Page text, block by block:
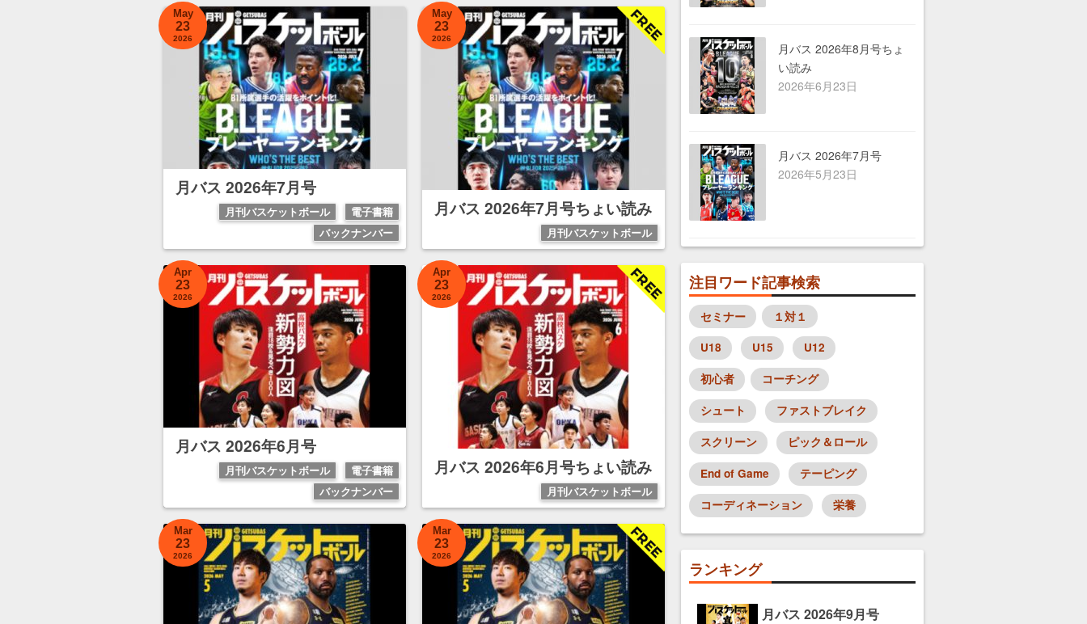
May
23
2026
月バス 2026年7月号
月刊バスケットボール
電子書籍
バックナンバー
May
23
2026
月バス 2026年7月号ちょい読み
月刊バスケットボール
Apr
23
2026
月バス 2026年6月号
月刊バスケットボール
電子書籍
バックナンバー
Apr
23
2026
月バス 2026年6月号ちょい読み
月刊バスケットボール
Mar
23
2026
Mar
23
2026
月バス 2026年8月号ちょ
い読み
2026年6月23日
月バス 2026年7月号
2026年5月23日
注目ワード記事検索
セミナー １対１
U18 U15 U12
初心者 コーチング
シュート ファストブレイク
スクリーン ピック＆ロール
End of Game テーピング
コーディネーション 栄養
ランキング
月バス 2026年9月号